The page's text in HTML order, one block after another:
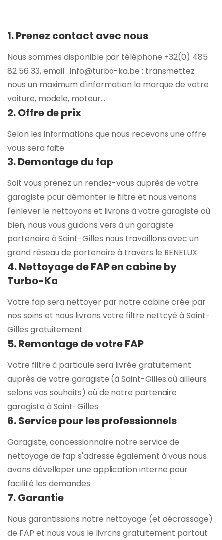
1. Prenez contact avec nous
Nous sommes disponible par téléphone +32(0) 485
82 56 33, email : info@turbo-ka.be ; transmettez
nous un maximum d'information la marque de votre
voiture, modele, moteur...
2. Offre de prix
Selon les informations que nous recevons une offre
vous sera faite
3. Demontage du fap
Soit vous prenez un rendez-vous auprès de votre
garagiste pour démonter le filtre et nous venons
l'enlever le nettoyons et livrons à votre garagiste où
bien, nous vous guidons vers à un garagiste
partenaire à Saint-Gilles nous travaillons avec un
grand réseau de partenaire à travers le BENELUX
4. Nettoyage de FAP en cabine by
Turbo-Ka
Votre fap sera nettoyer par notre cabine crée par
nos soins et nous livrons votre filtre nettoyé à Saint-
Gilles gratuitement
5. Remontage de votre FAP
Votre filtre à particule sera livrée gratuitement
auprès de votre garagiste (à Saint-Gilles où ailleurs
selons vos souhaits) où de notre partenaire
garagiste à Saint-Gilles
6. Service pour les professionnels
Garagiste, concessionnaire notre service de
nettoyage de fap s'adresse également à vous nous
avons dévelloper une application interne pour
facilité les demandes
7. Garantie
Nous garantissions notre nettoyage (et décrassage)
de FAP et nous vous le livrons gratuitement partout